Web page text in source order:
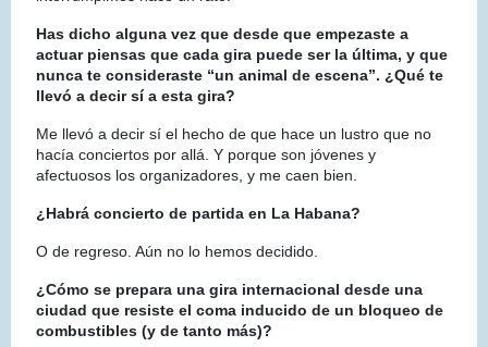
Has dicho alguna vez que desde que empezaste a
actuar piensas que cada gira puede ser la última, y que
nunca te consideraste “un animal de escena”. ¿Qué te
llevó a decir sí a esta gira?
Me llevó a decir sí el hecho de que hace un lustro que no
hacía conciertos por allá. Y porque son jóvenes y
afectuosos los organizadores, y me caen bien.
¿Habrá concierto de partida en La Habana?
O de regreso. Aún no lo hemos decidido.
¿Cómo se prepara una gira internacional desde una
ciudad que resiste el coma inducido de un bloqueo de
combustibles (y de tanto más)?